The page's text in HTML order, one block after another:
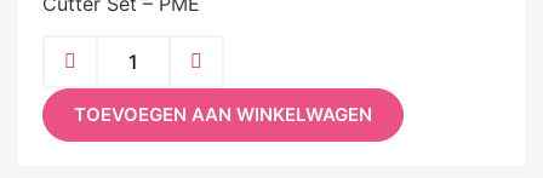
TOEVOEGEN AAN WINKELWAGEN